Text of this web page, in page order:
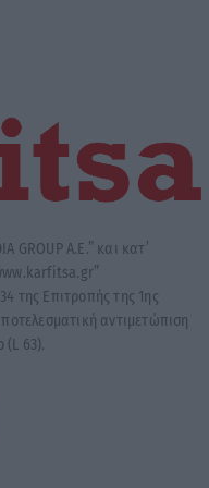
GROUP A.E.” και κατ’
της Επιτροπής της 1ης
αντιμετώπιση
(L 63).